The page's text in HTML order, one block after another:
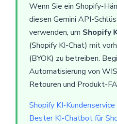
Wenn Sie ein Shopify-
diesen Gemini API-
verwenden, um Shopify
(Shopify KI-Chat) mit
(BYOK) zu betreiben.
Automatisierung von
Retouren und Produkt-
Shopify KI-
Bester KI-Chatbot für